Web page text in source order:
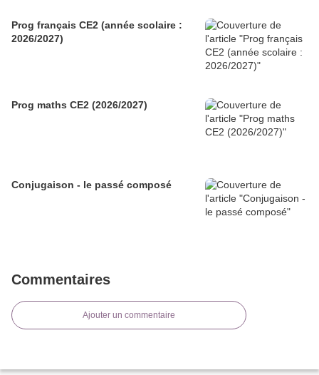
Prog français CE2 (année scolaire :
2026/2027)
Prog maths CE2 (2026/2027)
Conjugaison - le passé composé
Commentaires
Ajouter un commentaire